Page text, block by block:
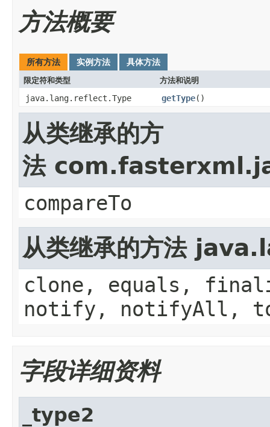
方法概要
所有方法 实例方法 具体方法
限定符和类型 方法和说明
java.lang.reflect.Type getType()
从类继承的方
法
compareTo
从类继承的方法
clone, equals,
notify, notifyAll,
字段详细资料
_type2